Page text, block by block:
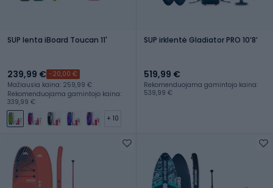
SUP lenta iBoard Toucan 11'
239,99 € -20,00 €
Mažiausia kaina: 259,99 €
Rekomenduojama gamintojo kaina:
339,99 €
+ 10
SUP irklentė Gladiator PRO 10ʼ8ʼ
519,99 €
Rekomenduojama gamintojo kaina:
539,99 €